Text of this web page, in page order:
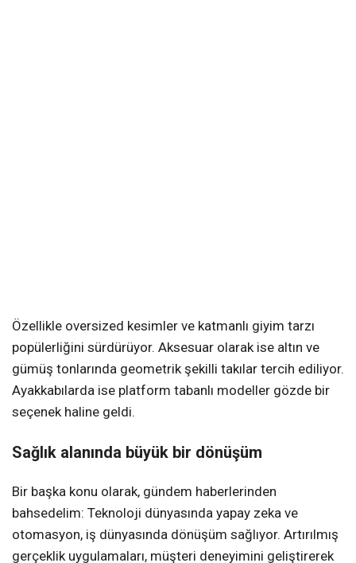
Özellikle oversized kesimler ve katmanlı giyim tarzı
popülerliğini sürdürüyor. Aksesuar olarak ise altın ve
gümüş tonlarında geometrik şekilli takılar tercih ediliyor.
Ayakkabılarda ise platform tabanlı modeller gözde bir
seçenek haline geldi.
Sağlık alanında büyük bir dönüşüm
Bir başka konu olarak, gündem haberlerinden
bahsedelim: Teknoloji dünyasında yapay zeka ve
otomasyon, iş dünyasında dönüşüm sağlıyor. Artırılmış
gerçeklik uygulamaları, müşteri deneyimini geliştirerek